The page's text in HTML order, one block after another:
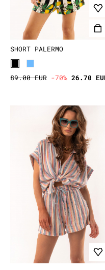
SHORT PALERMO
89.00 EUR -70% 26.70